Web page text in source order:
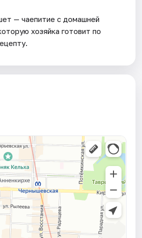
— чаепитие с домашней
хозяйка готовит по